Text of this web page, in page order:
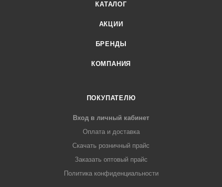
КАТАЛОГ
АКЦИИ
БРЕНДЫ
КОМПАНИЯ
ПОКУПАТЕЛЮ
Вход в личный кабинет
Оплата и доставка
Скачать розничный прайс
Заказать оптовый прайс
Политика конфиденциальности